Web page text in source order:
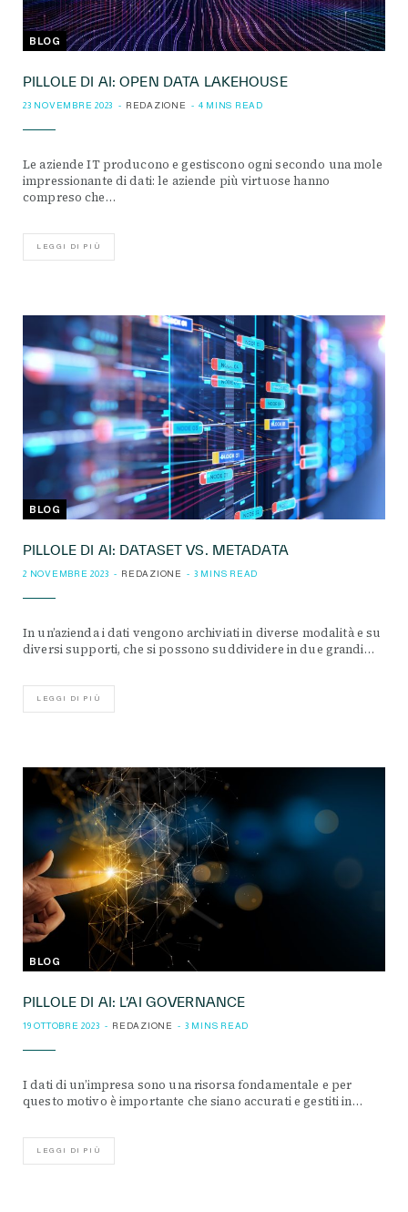
BLOG
PILLOLE DI AI: OPEN DATA LAKEHOUSE
23 NOVEMBRE 2023 REDAZIONE 4 MINS READ
Le aziende IT producono e gestiscono ogni secondo una mole
impressionante di dati: le aziende più virtuose hanno
compreso che…
LEGGI DI PIÙ
BLOG
PILLOLE DI AI: DATASET VS. METADATA
2 NOVEMBRE 2023 REDAZIONE 3 MINS READ
In un’azienda i dati vengono archiviati in diverse modalità e su
diversi supporti, che si possono suddividere in due grandi…
LEGGI DI PIÙ
BLOG
PILLOLE DI AI: L’AI GOVERNANCE
19 OTTOBRE 2023 REDAZIONE 3 MINS READ
I dati di un’impresa sono una risorsa fondamentale e per
questo motivo è importante che siano accurati e gestiti in…
LEGGI DI PIÙ